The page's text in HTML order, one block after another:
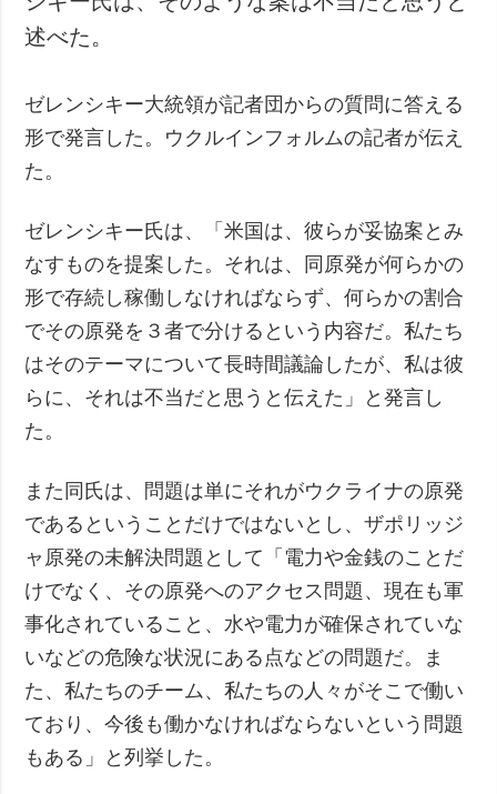
述べた。
ゼレンシキー大統領が記者団からの質問に答える
形で発言した。ウクルインフォルムの記者が伝え
た。
ゼレンシキー氏は、「米国は、彼らが妥協案とみ
なすものを提案した。それは、同原発が何らかの
形で存続し稼働しなければならず、何らかの割合
でその原発を３者で分けるという内容だ。私たち
はそのテーマについて長時間議論したが、私は彼
らに、それは不当だと思うと伝えた」と発言し
た。
また同氏は、問題は単にそれがウクライナの原発
であるということだけではないとし、ザポリッジ
ャ原発の未解決問題として「電力や金銭のことだ
けでなく、その原発へのアクセス問題、現在も軍
事化されていること、水や電力が確保されていな
いなどの危険な状況にある点などの問題だ。ま
た、私たちのチーム、私たちの人々がそこで働い
ており、今後も働かなければならないという問題
もある」と列挙した。